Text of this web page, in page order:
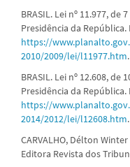
BRASIL. Lei nº 11.977, de
Presidência da
https://
2010/2009/lei/l11977.htm
BRASIL. Lei nº 12.608, de
Presidência da
https://
2014/2012/lei/l12608.htm
CARVALHO, Délton
Editora Revista dos